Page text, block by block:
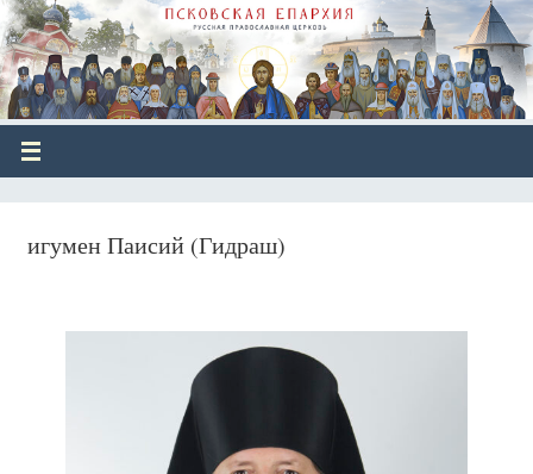
игумен Паисий (Гидраш)